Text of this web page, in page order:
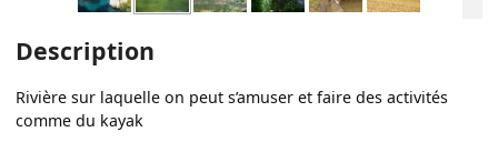
Description
Rivière sur laquelle on peut s’amuser et faire des activités
comme du kayak